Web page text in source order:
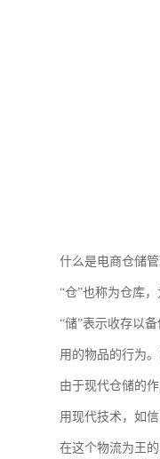
什么是电商仓储
“仓”也称为仓库
“储”表示收存以
用的物品的行为
由于现代仓储的
用现代技术，如
在这个物流为王